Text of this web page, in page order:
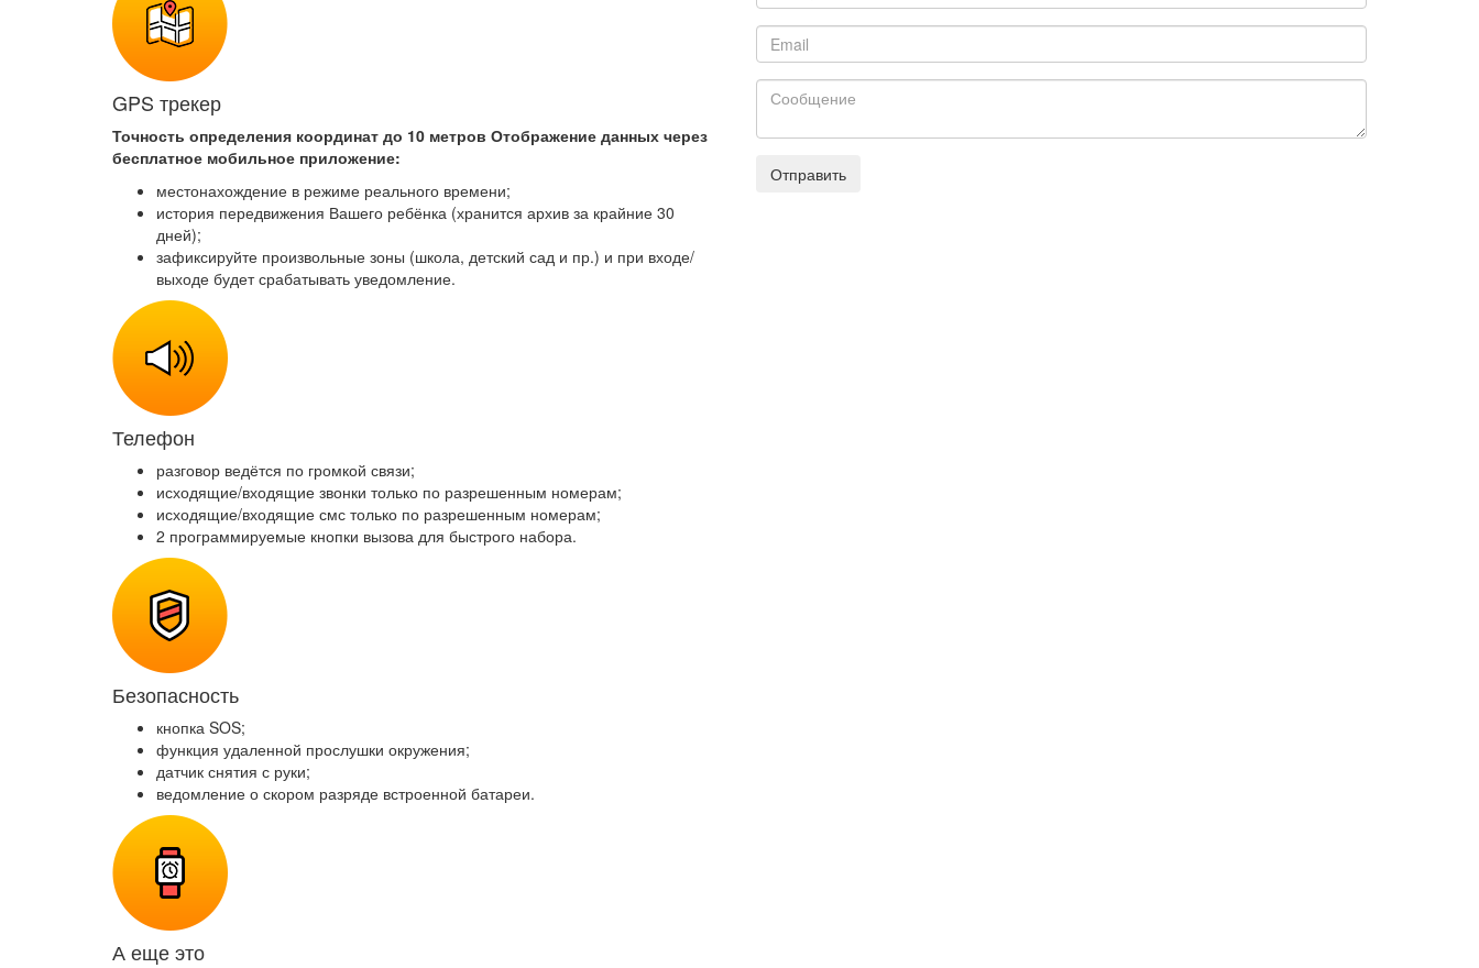
GPS трекер
Точность определения координат до 10 метров Отображение данных через
бесплатное мобильное приложение:
местонахождение в режиме реального времени;
история передвижения Вашего ребёнка (хранится архив за крайние 30
дней);
зафиксируйте произвольные зоны (школа, детский сад и пр.) и при входе/
выходе будет срабатывать уведомление.
Телефон
разговор ведётся по громкой связи;
исходящие/входящие звонки только по разрешенным номерам;
исходящие/входящие смс только по разрешенным номерам;
2 программируемые кнопки вызова для быстрого набора.
Безопасность
кнопка SOS;
функция удаленной прослушки окружения;
датчик снятия с руки;
ведомление о скором разряде встроенной батареи.
А еще это
Отправить